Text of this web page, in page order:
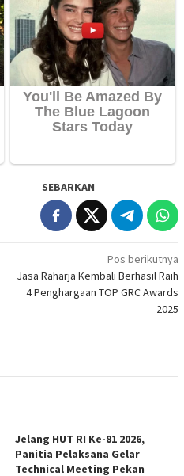
SEBARKAN
Pos berikutnya
Jasa Raharja Kembali Berhasil Raih
4 Penghargaan TOP GRC Awards
2025
Jelang HUT RI Ke-81 2026,
Panitia Pelaksana Gelar
Technical Meeting Pekan